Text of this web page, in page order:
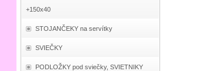
+150x40
STOJANČEKY na servítky
SVIEČKY
PODLOŽKY pod sviečky, SVIETNIKY